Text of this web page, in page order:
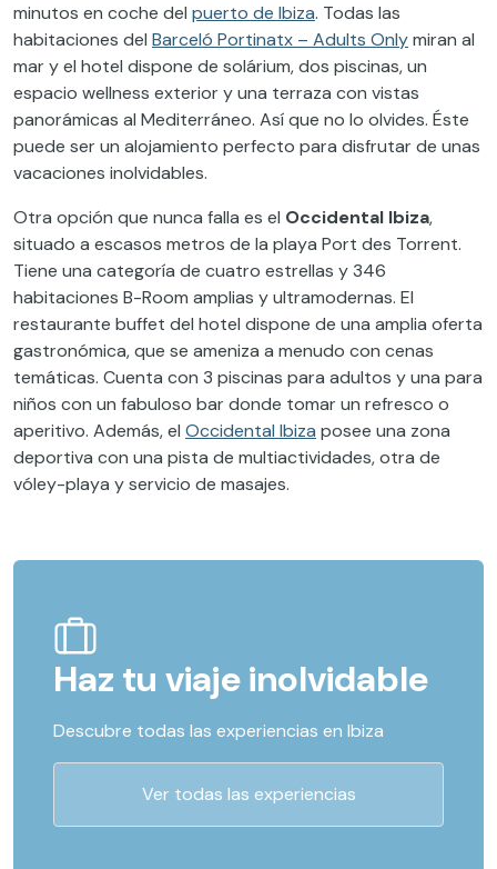
minutos en coche del puerto de Ibiza. Todas las
habitaciones del Barceló Portinatx – Adults Onlymiran al
mar y el hotel dispone de solárium, dos piscinas, un
espacio wellness exterior y una terraza con vistas
panorámicas al Mediterráneo. Así que no lo olvides. Éste
puede ser un alojamiento perfecto para disfrutar de unas
vacaciones inolvidables.
Otra opción que nunca falla es el Occidental Ibiza,
situado a escasos metros de la playa Port des Torrent.
Tiene una categoría de cuatro estrellas y 346
habitaciones B-Room amplias y ultramodernas. El
restaurante buffet del hotel dispone de una amplia oferta
gastronómica, que se ameniza a menudo con cenas
temáticas. Cuenta con 3 piscinas para adultos y una para
niños con un fabuloso bar donde tomar un refresco o
aperitivo. Además, el Occidental Ibiza posee una zona
deportiva con una pista de multiactividades, otra de
vóley-playa y servicio de masajes.
Haz tu viaje inolvidable
Descubre todas las experiencias en Ibiza
Ver todas las experiencias